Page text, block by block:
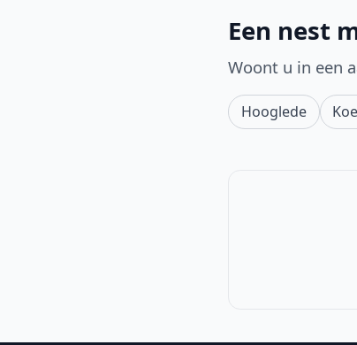
Een nest
Woont u in een
Hooglede